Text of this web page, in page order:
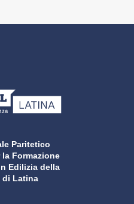
Paritetico
Formazione
Edilizia della
di Latina